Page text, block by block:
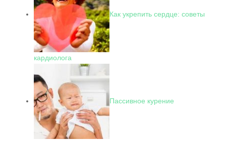
Как укрепить сердце: советы
кардиолога
Пассивное курение